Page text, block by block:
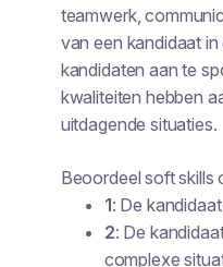
teamwerk,
van een kandidaat
kandidaten aan te
kwaliteiten hebben
uitdagende situaties.
Beoordeel soft skills
1: De
2: De
complexe